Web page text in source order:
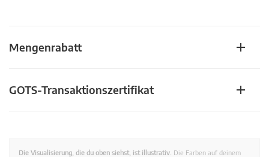
Mengenrabatt
GOTS-Transaktionszertifikat
Die Visualisierung, die du oben siehst, ist illustrativ. Die Farben auf deinem